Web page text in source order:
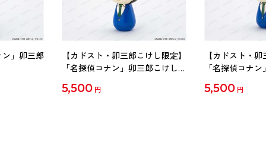
」卯三郎
【カドスト・卯三郎こけし限定】
「名探偵コナン」卯三郎こけし
5,500 円
【カドスト・
「名探偵コナ
5,500 円